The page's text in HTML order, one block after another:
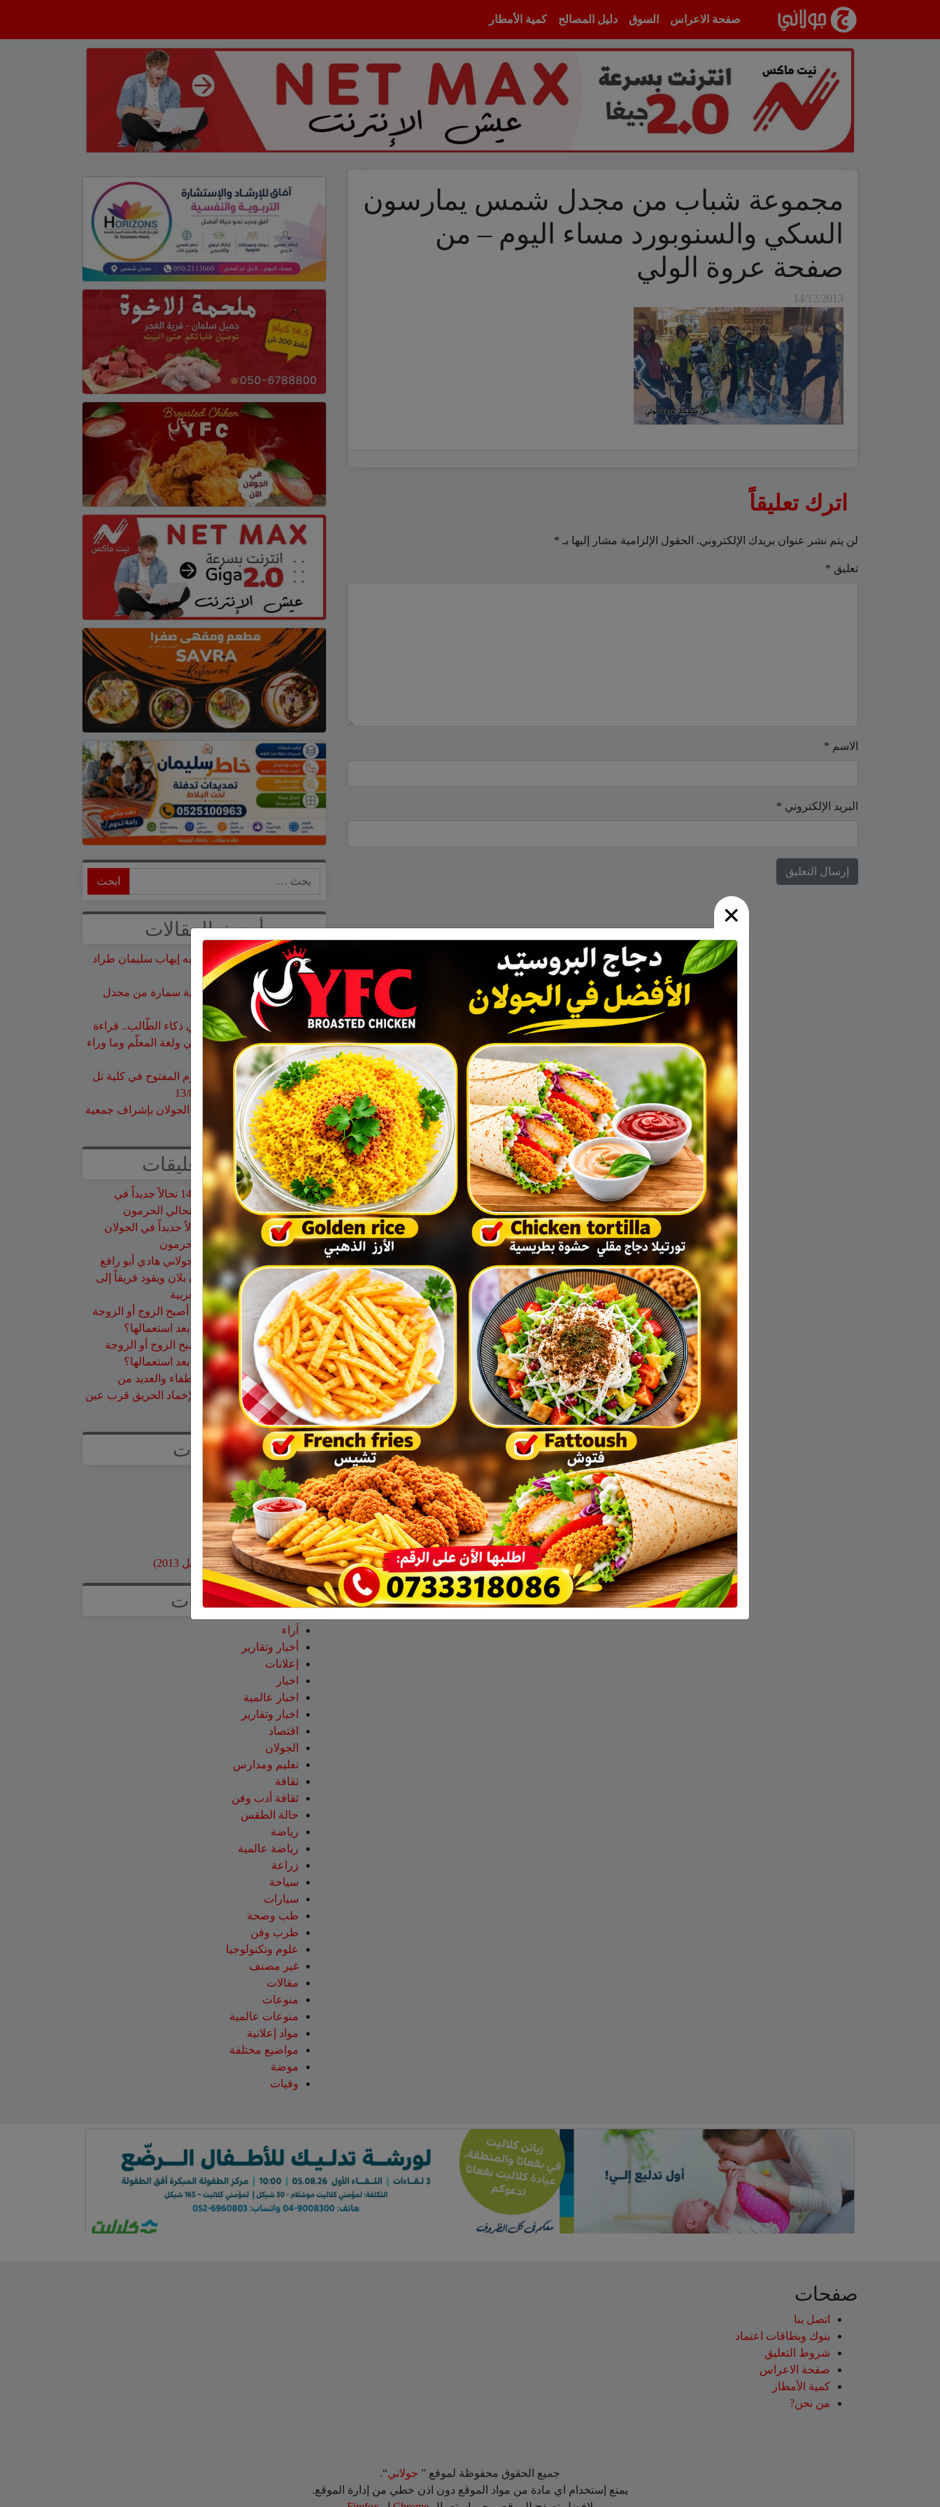
صفحة الاعراس
السوق دليل المصالح كمية الأمطار
×
مجموعة شباب من مجدل شمس يمارسون
السكي والسنوبورد مساء اليوم – من
صفحة عروة الولي
14/12/2013
اترك تعليقاً
لن يتم نشر عنوان بريدك الإلكتروني. الحقول الإلزامية مشار إليها بـ *
تعليق *
الاسم *
البريد الإلكتروني *
أحدث المقالات
وفاة المأسوف على شبابه إيهاب سليمان طراد
من مجدل شمس
وفاة السيدة أم صالح نجية سمارة من مجدل
شمس
حين لا تكون المشكلة في ذكاء الطّالب.. قراءة
مختلفة في التّعلّم والوعي ولغة المعلّم وما وراء
تعثّر الطّالب
هذا الأسبوع: لا تفوّتوا اليوم المفتوح في كلية تل
حاي للهندسيين – 13/8/2026
تخريج 14 نحالاً جديداً في الجولان بإشراف جمعية
نحالي الحرمون
أحدث التعليقات
نبيه عويداتعلى
تخريج 14 نحالاً جديداً في
الجولان بإشراف جمعية نحالي الحرمون
عزاتعلى
تخريج 14 نحالاً جديداً في الجولان
بإشراف جمعية نحالي الحرمون
عقاب ابو شاهين
الجولاني هادي أبو رافع
ينجح في تسلق قمة مون بلان ويقود فريقاً إلى
أعلى نقطة في أوروبا الغربية
سلمان أبو عوادعلىهل أصبح الزوج أو الزوجة
مجرد سلعة نتخلص منها بعد استعمالها؟
طليع محمود
علىهل أصبح الزوج أو الزوجة
مجرد سلعة نتخلص منها بعد استعمالها؟
عبد الله على
14 طاقم إطفاء والعديد من
طائرات إطفاء الحرائق لإخماد الحريق قرب عين
قنية – فيديو
صفحات
صفحة الاعراس
خواطر
صور قديمة
بنوك وبطاقات اعتماد
مواقع محلية
ارشيف موقع جولاني (قبل 2013)
تصنيفات
آراء
أخبار وتقارير
إعلانات
اخبار
اخبار عالمية
اخبار وتقارير
اقتصاد
الجولان
تعليم ومدارس
ثقافة
ثقافة أدب وفن
حالة الطقس
رياضة
رياضة عالمية
زراعة
سياحة
سيارات
طب وصحة
طرب وفن
علوم وتكنولوجيا
غير مصنف
مقالات
منوعات
منوعات عالمية
مواد إعلانية
مواضيع مختلفة
موضة
وفيات
صفحات
اتصل بنا
بنوك وبطاقات اعتماد
شروط التعليق‎
صفحة الاعراس
كمية الأمطار
من نحن?
جميع الحقوق محفوظة لموقع ” جولاني“.
يمنع إستخدام اي مادة من مواد الموقع دون اذن خطي من إدارة الموقع.